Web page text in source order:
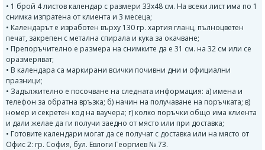
• 1 брой 4 листов календар с размери 33х48 см. На всеки лист има по 1
снимка изпратена от клиента и 3 месеца;
• Календарът е изработен върху 130 гр. хартия гланц, пълноцветен
печат, закрепен с метална спирала и кука за окачване;
• Препоръчително е размера на снимките да е 31 см. на 32 см или се
оразмеряват;
• В календара са маркирани всички почивни дни и официални
празници;
• Задължително е посочване на следната информация: а) имена и
телефон за обратна връзка; б) начин на получаване на поръчката; в)
номер и секретен код на ваучера; г) колко поръчки общо има клиента
и дали желае да ги получи заедно от място или при доставка;
• Готовите календари могат да се получат с доставка или на място от
Офис 2: гр. София, бул. Евлоги Георгиев № 73.